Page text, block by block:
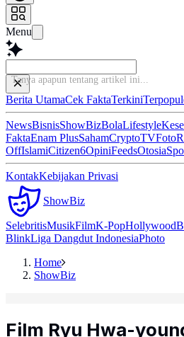
Menu
Tanya apapun ten
Berita UtamaCek FaktaTerkini
NewsBisnisShowBizBolaLifestyle
FaktaEnam PlusSahamCryptoTVFoto
OffIslamiCitizen6OpiniFeedsOtosia
KontakKebijakan Privasi
ShowBiz
SelebritisMusikFilmK-PopHollywood
BlinkLiga Dangdut IndonesiaPhoto
Home
ShowBiz
Film Ryu Hwa-